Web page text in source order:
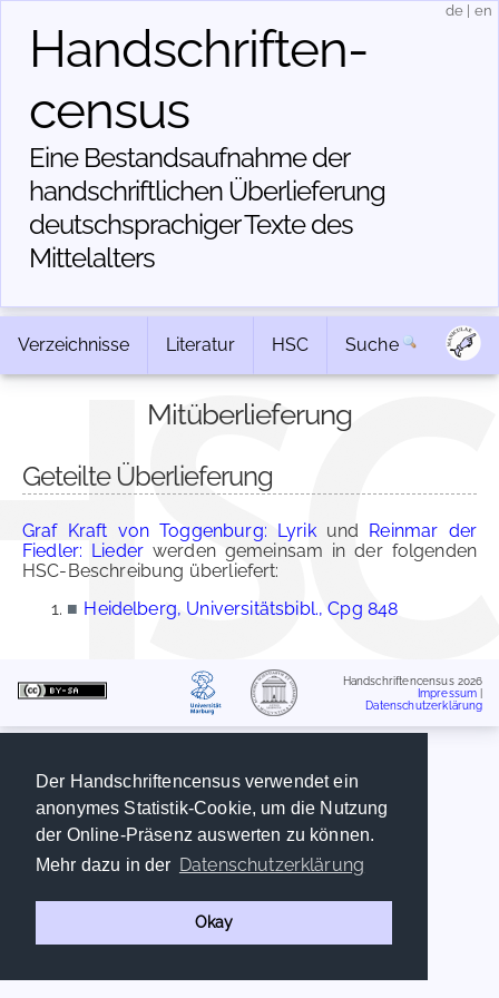
Der Handschriftencensus verwendet ein
anonymes Statistik-Cookie, um die Nutzung
der Online-Präsenz auswerten zu können.
Mehr dazu in der Datenschutzerklärung
Okay
Handschriften­
census
Eine Bestandsaufnahme der
handschriftlichen Über­lieferung
deutschsprachiger Texte des
Mittelalters
de en
Verzeichnisse Literatur HSC Suche
Mitüberlieferung
Geteilte Überlieferung
Graf Kraft von Toggenburg: Lyrikund Reinmar der
Fiedler: Lieder werden gemeinsam in der folgenden
HSC-Beschreibung überliefert:
■ Heidelberg, Universitätsbibl., Cpg 848
Handschriftencensus 2026
Impressum
Datenschutzerklärung